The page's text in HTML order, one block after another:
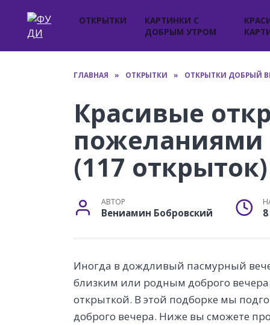
содержанию
ОТКРЫТКИ
КАРТИНКИ С
ДОБРЫМ УТРОМ
ГЛАВНАЯ » ОТКРЫТКИ » ОТКРЫТКИ ДОБРЫЙ
Красивые
пожеланиями
(117 открыток)
АВТОР
Вениамин Бобровский
Иногда в дождливый пасмурный
близким или родным доброго
открыткой. В этой подборке мы
доброго вечера. Ниже вы сможете